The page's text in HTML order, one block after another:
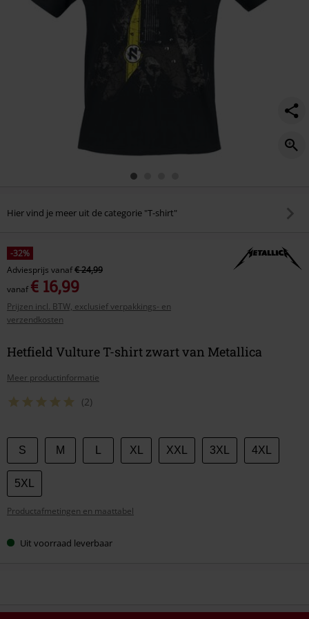
Hier vind je meer uit de categorie "T-shirt"
-32%
Adviesprijs vanaf€ 24,99
vanaf€ 16,99
Prijzen incl. BTW, exclusief verpakkings- en
verzendkosten
Hetfield Vulture T-shirt zwart van Metallica
Meer productinformatie
(2)
Kies
je
maat
S M XL XXL 3XL 4XL
5XL
Productafmetingen en maattabel
Uit voorraad leverbaar